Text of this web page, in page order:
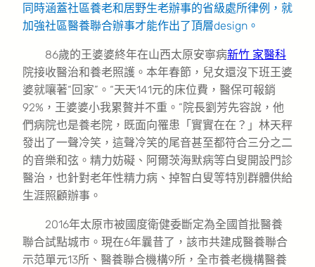
同時涵蓋社區養老和居野生老辦事的省級處所律例，就
加強社區醫養聯合辦事才能作出了頂層design。
86歲的王婆婆終年在山西太原安寧病新竹 家醫科
院接收醫治和養老照護。本年春節，兒女還沒下班王婆
婆就嚷著“回家”。“天天141元的床位費，醫保可報銷
92%，王婆婆小我累贅并不重。”院長劉芳先容說，他
們病院也是養老院，既面向罹患「實實在在？」林天秤
發出了一聲冷笑，這聲冷笑的尾音甚至都符合三分之二
的音樂和弦。精力妨礙、阿爾茨海默病等白叟開設門診
醫治，也針對老年性精力病、掉智白叟等特別群體供給
生涯照顧辦事。
2016年太原市被國度衛健委斷定為全國首批醫養
聯合試點城市。現在6年曩昔了，該市共建成醫養聯合
示范單元13所、醫養聯合機構9所，全市養老機構醫養